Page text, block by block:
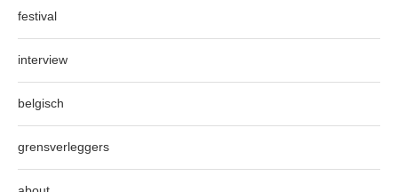
festival
interview
belgisch
grensverleggers